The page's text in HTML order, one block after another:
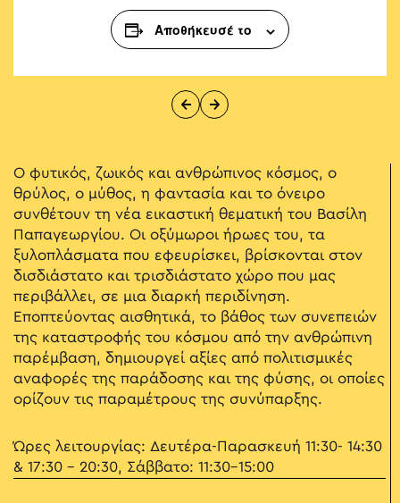
Αποθήκευσέ το
Ο φυτικός, ζωικός και ανθρώπινος κόσμος, ο
θρύλος, ο μύθος, η φαντασία και το όνειρο
συνθέτουν τη νέα εικαστική θεματική του Βασίλη
Παπαγεωργίου. Οι οξύμωροι ήρωες του, τα
ξυλοπλάσματα που εφευρίσκει, βρίσκονται στον
δισδιάστατο και τρισδιάστατο χώρο που μας
περιβάλλει, σε μια διαρκή περιδίνηση.
Εποπτεύοντας αισθητικά, το βάθος των συνεπειών
της καταστροφής του κόσμου από την ανθρώπινη
παρέμβαση, δημιουργεί αξίες από πολιτισμικές
αναφορές της παράδοσης και της φύσης, οι οποίες
ορίζουν τις παραμέτρους της συνύπαρξης.
Ώρες λειτουργίας: Δευτέρα-Παρασκευή 11:30- 14:30
& 17:30 – 20:30, Σάββατο: 11:30-15:00